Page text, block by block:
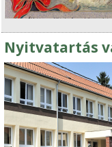
Nyitvatartás